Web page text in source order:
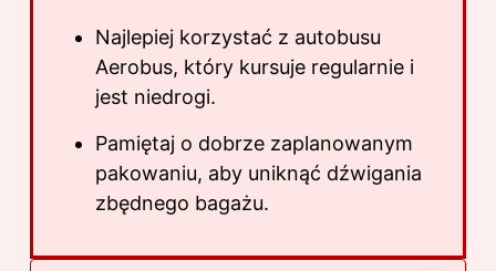
Najlepiej korzystać z autobusu
Aerobus, który kursuje regularnie i
jest niedrogi.
Pamiętaj o dobrze zaplanowanym
pakowaniu, aby uniknąć dźwigania
zbędnego bagażu.